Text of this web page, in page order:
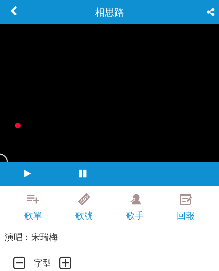
相思路
歌單 歌號 歌手
回報
演唱：宋瑞梅
字型